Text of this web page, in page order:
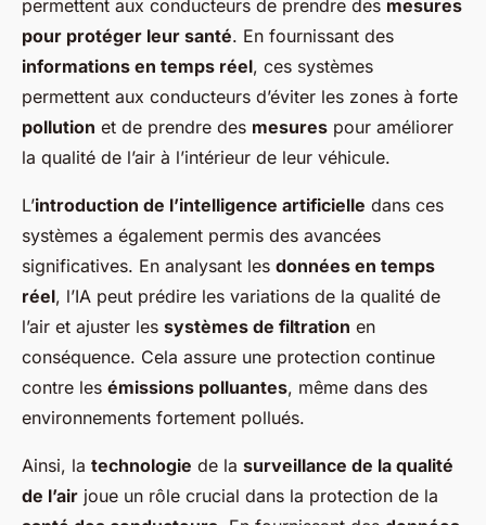
permettent aux conducteurs de prendre des mesures
pour protéger leur santé. En fournissant des
informations en temps réel, ces systèmes
permettent aux conducteurs d’éviter les zones à forte
pollution et de prendre des mesures pour améliorer
la qualité de l’air à l’intérieur de leur véhicule.
L’introduction de l’intelligence artificielle dans ces
systèmes a également permis des avancées
significatives. En analysant les données en temps
réel, l’IA peut prédire les variations de la qualité de
l’air et ajuster les systèmes de filtration en
conséquence. Cela assure une protection continue
contre les émissions polluantes, même dans des
environnements fortement pollués.
Ainsi, la technologie de la surveillance de la qualité
de l’air joue un rôle crucial dans la protection de la